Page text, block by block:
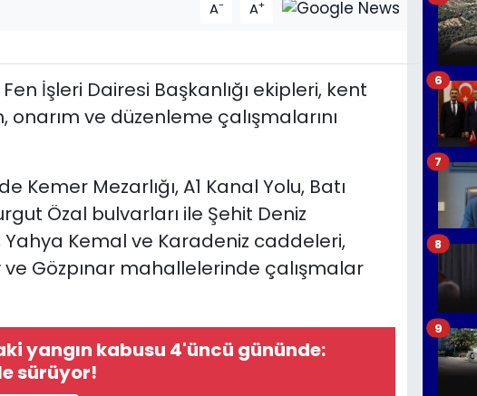
A- A+
İşleri Dairesi Başkanlığı ekipleri, kent
onarım ve düzenleme çalışmalarını
Kemer Mezarlığı, A1 Kanal Yolu, Batı
Özal bulvarları ile Şehit Deniz
Kemal ve Karadeniz caddeleri,
ve Gözpınar mahallelerinde çalışmalar
yangın kabusu 4'üncü gününde:
sürüyor!
6
7
8
9